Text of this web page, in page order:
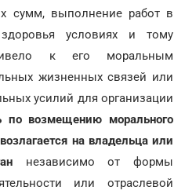
сумм, выполнение работ в
условиях и тому
к его моральным
жизненных связей или
усилий для организации
по возмещению морального
на владельца или
независимо от формы
или отраслевой